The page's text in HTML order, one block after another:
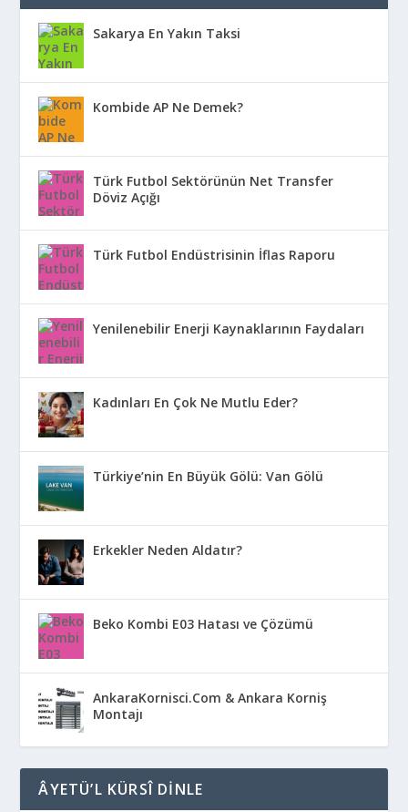
Sakarya En Yakın Taksi
Kombide AP Ne Demek?
Türk Futbol Sektörünün Net Transfer
Döviz Açığı
Türk Futbol Endüstrisinin İflas Raporu
Yenilenebilir Enerji Kaynaklarının Faydaları
Kadınları En Çok Ne Mutlu Eder?
Türkiye’nin En Büyük Gölü: Van Gölü
Erkekler Neden Aldatır?
Beko Kombi E03 Hatası ve Çözümü
AnkaraKornisci.Com & Ankara Korniş
Montajı
ÂYETÜ’L KÜRSÎ DINLE